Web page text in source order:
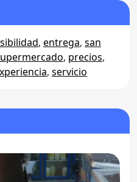
, entrega, san
, precios,
, servicio